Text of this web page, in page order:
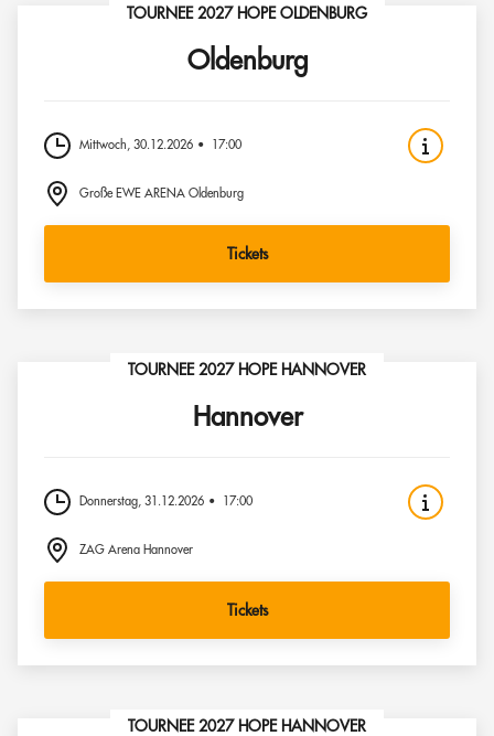
TOURNEE 2027 HOPE OLDENBURG
Oldenburg
Mittwoch, 30.12.2026 17:00
Große EWE ARENA Oldenburg
Tickets
TOURNEE 2027 HOPE HANNOVER
Hannover
Donnerstag, 31.12.2026 17:00
ZAG Arena Hannover
Tickets
TOURNEE 2027 HOPE HANNOVER